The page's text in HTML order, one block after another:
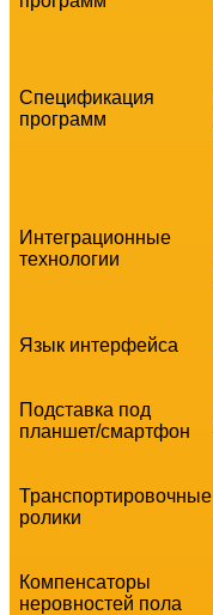
Спецификация
программ
Интеграционные
технологии
Язык интерфейса
Подставка под
планшет/смартфон
Транспортировочные
ролики
Компенсаторы
неровностей пола